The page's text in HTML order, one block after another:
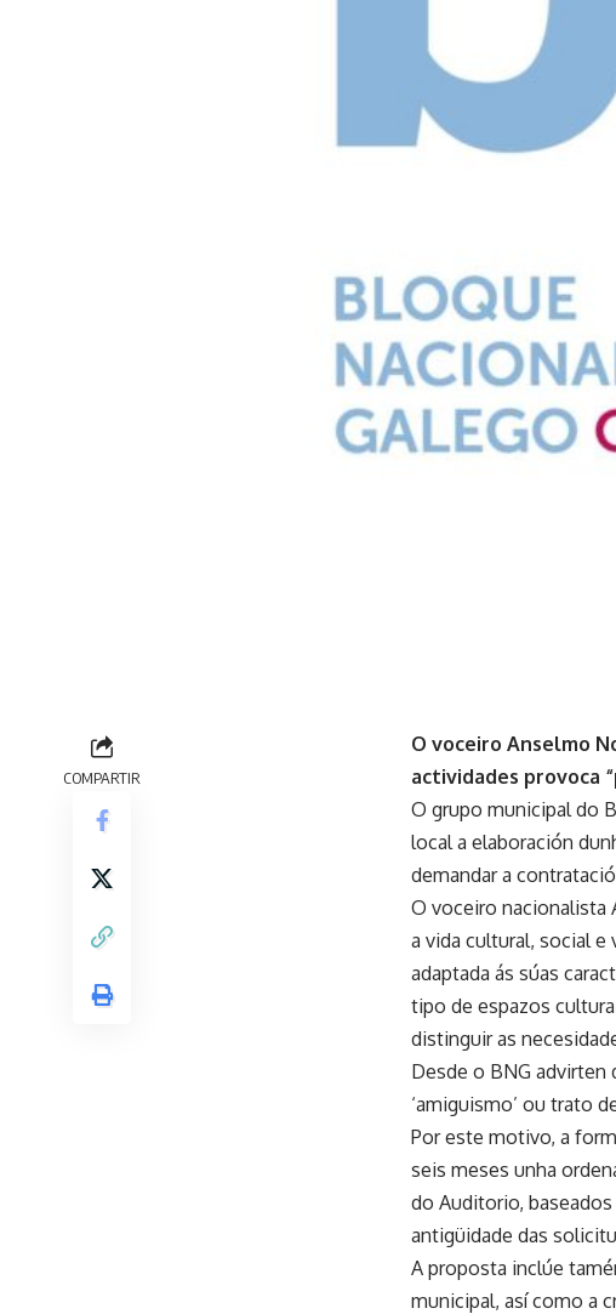
COMPARTIR
O voceiro Anselmo
actividades provoca
O grupo municipal do
local a elaboración
demandar a
O voceiro nacionalista
a vida cultural, social
adaptada ás súas
tipo de espazos
distinguir as
Desde o BNG advirten
‘amiguismo’ ou trato
Por este motivo, a
seis meses unha
do Auditorio,
antigüidade das
A proposta inclúe
municipal, así como a